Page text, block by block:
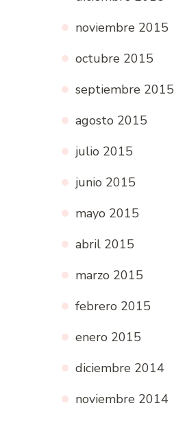
noviembre 2015
octubre 2015
septiembre 2015
agosto 2015
julio 2015
junio 2015
mayo 2015
abril 2015
marzo 2015
febrero 2015
enero 2015
diciembre 2014
noviembre 2014